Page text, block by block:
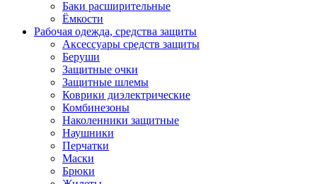
Баки расширительные
Ёмкости
Рабочая одежда, средства защиты
Аксессуары средств защиты
Беруши
Защитные очки
Защитные шлемы
Коврики диэлектрические
Комбинезоны
Наколенники защитные
Наушники
Перчатки
Маски
Брюки